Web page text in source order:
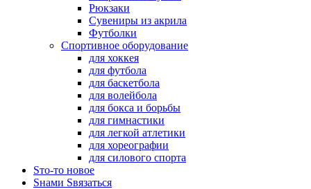
Рюкзаки
Сувениры из акрила
Футболки
Спортивное оборудование
для хоккея
для футбола
для баскетбола
для волейбола
для бокса и борьбы
для гимнастики
для легкой атлетики
для хореографии
для силового спорта
Sто-то новое
Sнами Sвязаться